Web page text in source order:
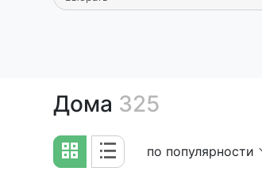
Дома 325
по популярности